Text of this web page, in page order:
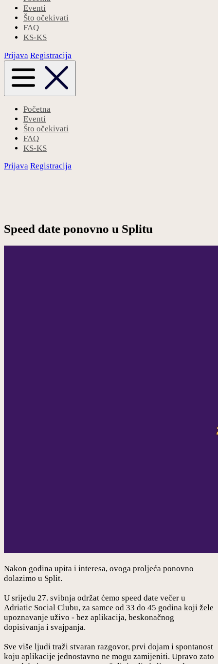
Eventi
Što očekivati
FAQ
KS-KS
Prijava Registracija
Početna
Eventi
Što očekivati
FAQ
KS-KS
Prijava Registracija
Speed date ponovno u Splitu
Nakon godina upita i interesa, ovoga proljeća ponovno
dolazimo u Split.
U srijedu 27. svibnja održat ćemo speed date večer u
Adriatic Social Clubu, za samce od 33 do 45 godina koji žele
upoznavanje uživo - bez aplikacija, beskonačnog
dopisivanja i svajpanja.
Sve više ljudi traži stvaran razgovor, prvi dojam i spontanost
koju aplikacije jednostavno ne mogu zamijeniti. Upravo zato